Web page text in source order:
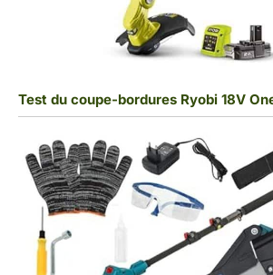
Test du coupe-bordures Ryobi 18V